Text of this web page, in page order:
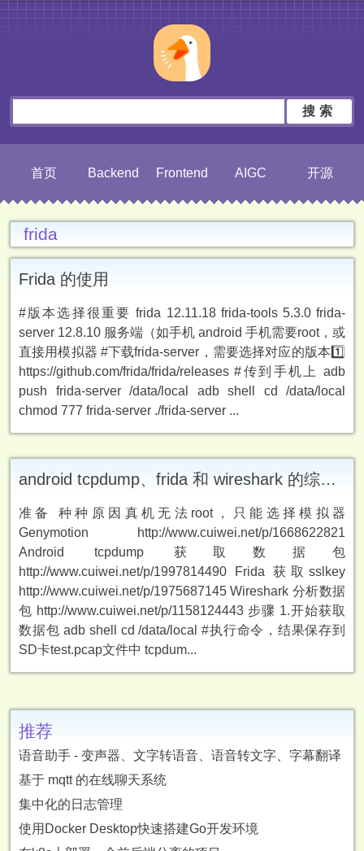
搜索
首页 Backend Frontend AIGC 开源
frida
Frida 的使用
#版本选择很重要 frida 12.11.18 frida-tools 5.3.0 frida-
server 12.8.10 服务端（如手机 android 手机需要root，或
直接用模拟器 #下载frida-server，需要选择对应的版本1️⃣
https://github.com/frida/frida/releases #传到手机上 adb
push frida-server /data/local adb shell cd /data/local
chmod 777 frida-server ./frida-server ...
android tcpdump、frida 和 wireshark 的综合使用
准备 种种原因真机无法root，只能选择模拟器
Genymotion http://www.cuiwei.net/p/1668622821
Android tcpdump 获取数据包
http://www.cuiwei.net/p/1997814490 Frida 获取sslkey
http://www.cuiwei.net/p/1975687145 Wireshark 分析数据
包 http://www.cuiwei.net/p/1158124443 步骤 1.开始获取
数据包 adb shell cd /data/local #执行命令，结果保存到
SD卡test.pcap文件中 tcpdum...
推荐
语音助手 - 变声器、文字转语音、语音转文字、字幕翻译
基于 mqtt 的在线聊天系统
集中化的日志管理
使用Docker Desktop快速搭建Go开发环境